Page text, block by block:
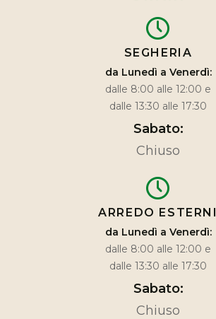
SEGHERIA
da Lunedì a Venerdì:
dalle 8:00 alle 12:00 e
dalle 13:30 alle 17:30
Sabato:
Chiuso
ARREDO ESTERNI
da Lunedì a Venerdì:
dalle 8:00 alle 12:00 e
dalle 13:30 alle 17:30
Sabato:
Chiuso